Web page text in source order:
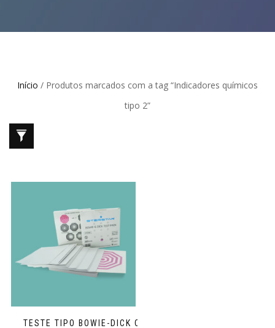
Início / Produtos marcados com a tag “Indicadores químicos
tipo 2”
TESTE TIPO BOWIE-DICK COM 200